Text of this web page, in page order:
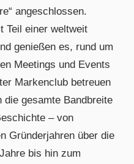
angeschlossen.
Teil einer weltweit
genießen es, rund um
Meetings und Events
Markenclub betreuen
gesamte Bandbreite
– von
Gründerjahren über die
bis hin zum